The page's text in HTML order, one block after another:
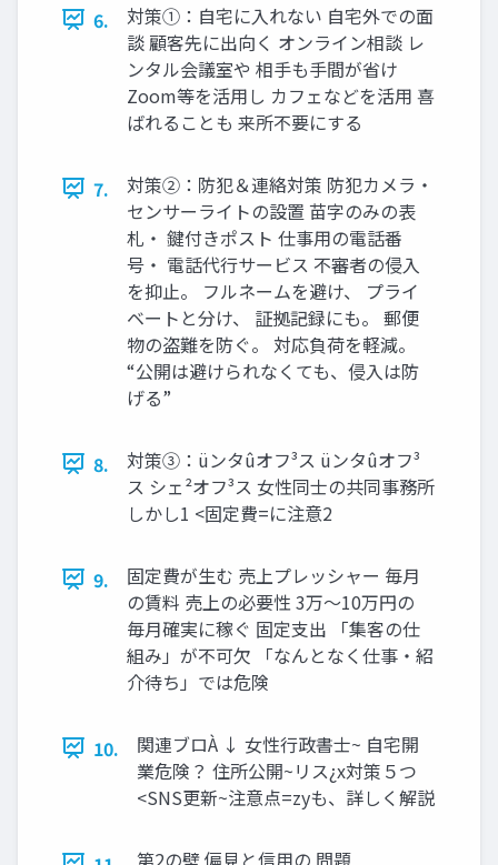
6.
対策①：自宅に入れない 自宅外での面
談 顧客先に出向く オンライン相談 レ
ンタル会議室や 相手も手間が省け
Zoom等を活用し カフェなどを活用 喜
ばれることも 来所不要にする
7.
対策②：防犯＆連絡対策 防犯カメラ・
センサーライトの設置 苗字のみの表
札・ 鍵付きポスト 仕事用の電話番
号・ 電話代行サービス 不審者の侵入
を抑止。 フルネームを避け、 プライ
ベートと分け、 証拠記録にも。 郵便
物の盗難を防ぐ。 対応負荷を軽減。
“公開は避けられなくても、侵入は防
げる”
8.
対策③：üンタûオフ³ス üンタûオフ³
ス シェ²オフ³ス ⼥性同⼠の共同事務所
しかし1 <固定費=に注意2
9.
固定費が生む 売上プレッシャー 毎月
の賃料 売上の必要性 3万〜10万円の
毎月確実に稼ぐ 固定支出 「集客の仕
組み」が不可欠 「なんとなく仕事・紹
介待ち」では危険
10.
関連ブロÀ ↓ ⼥性⾏政書⼠~ ⾃宅開
業危険？ 住所公開~リス¿x対策５つ
<SNS更新~注意点=zyも、詳しく解説
第2の壁 偏⾒と信⽤の 問題